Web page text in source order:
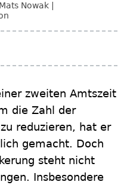
Mats Nowak
zweiten Amtszeit
die Zahl der
reduzieren, hat er
gemacht. Doch
steht nicht
Insbesondere